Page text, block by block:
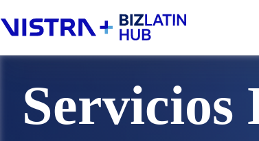
al
contenido
Servicios